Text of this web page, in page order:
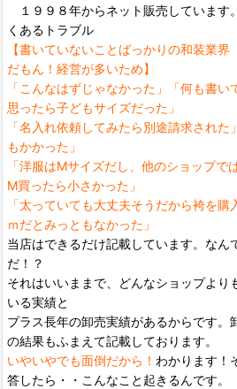
１９９８年からネット販売しています
くあるトラブル
【書いていないことばっかりの和装業
だもん！経営が多いため】
「こんなはずじゃなかった」「何も書い
思ったら子どもサイズだった」
「名入れ依頼してみたら別途請求された
もかかった」
「洋服はMサイズだし、他のショップで
M買ったら小さかった」
「太っていても大丈夫そうだから袴を購
ｍだとみっともなかった」
当店はできるだけ記載しています。なん
だ！？
それはいいままで、どんなショップより
いる実績と
プラス長年の卸売実績があるからです。
の結果もふまえて記載しております。
いやいやでも面倒だから！ わかります！
答したら・・こんなこと起きるんです。